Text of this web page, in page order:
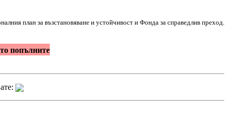
план за възстановяване и устойчивост и Фонда за справедлив преход.
попълните